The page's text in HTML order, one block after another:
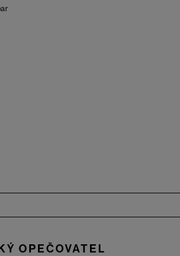
OPEČOVATEL